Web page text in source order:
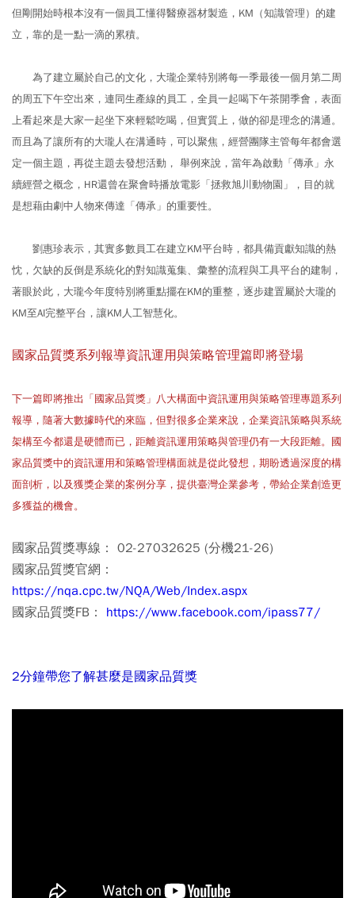
但剛開始時根本沒有一個員工懂得醫療器材製造，KM（知識管理）的建
立，靠的是一點一滴的累積。
為了建立屬於自己的文化，大瓏企業特別將每一季最後一個月第二周
的周五下午空出來，連同生產線的員工，全員一起喝下午茶開季會，表面
上看起來是大家一起坐下來輕鬆吃喝，但實質上，做的卻是理念的溝通。
而且為了讓所有的大瓏人在溝通時，可以聚焦，經營團隊主管每年都會選
定一個主題，再從主題去發想活動， 舉例來說，當年為啟動「傳承」永
續經營之概念，HR還曾在聚會時播放電影「拯救旭川動物園」，目的就
是想藉由劇中人物來傳達「傳承」的重要性。
劉惠珍表示，其實多數員工在建立KM平台時，都具備貢獻知識的熱
忱，欠缺的反倒是系統化的對知識蒐集、彙整的流程與工具平台的建制，
著眼於此，大瓏今年度特別將重點擺在KM的重整，逐步建置屬於大瓏的
KM至AI完整平台，讓KM人工智慧化。
國家品質獎系列報導資訊運用與策略管理篇即將登場
下一篇即將推出「國家品質獎」八大構面中資訊運用與策略管理專題系列
報導，隨著大數據時代的來臨，但對很多企業來說，企業資訊策略與系統
架構至今都還是硬體而已，距離資訊運用策略與管理仍有一大段距離。國
家品質獎中的資訊運用和策略管理構面就是從此發想，期盼透過深度的構
面剖析，以及獲獎企業的案例分享，提供臺灣企業參考，帶給企業創造更
多獲益的機會。
國家品質獎專線： 02-27032625 (分機21-26)
國家品質獎官網：
https://nqa.cpc.tw/NQA/Web/Index.aspx
國家品質獎FB： https://www.facebook.com/ipass77/
2分鐘帶您了解甚麼是國家品質獎